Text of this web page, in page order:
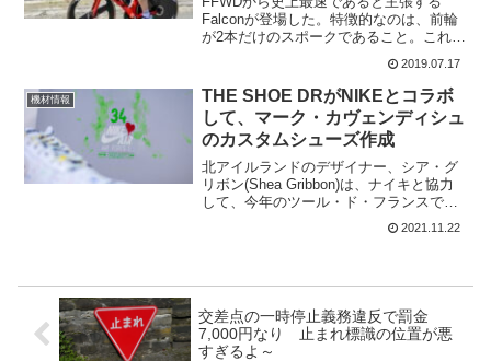
Falconが登場した。特徴的なのは、前輪
が2本だけのスポークであること。これま
での競争力のある前輪より最大9ワット節
約するという。ラインナップとしては、
チューブラー クリンチャーそれぞれ、デ
ィスクとリ...
2019.07.17
機材情報
THE SHOE DRがNIKEとコラボ
して、マーク・カヴェンディシュ
のカスタムシューズ作成
北アイルランドのデザイナー、シア・グ
リボン(Shea Gribbon)は、ナイキと協力
して、今年のツール・ド・フランスでの
マーク・カヴェンディッシュの歴史的な
記録を祝うシューズをデザインした。シ
2021.11.22
交差点の一時停止義務違反で罰金
7,000円なり 止まれ標識の位置が悪
すぎるよ～